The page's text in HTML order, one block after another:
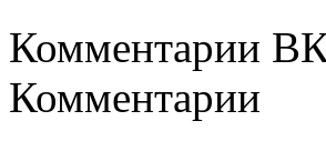
Комментарии
Комментарии